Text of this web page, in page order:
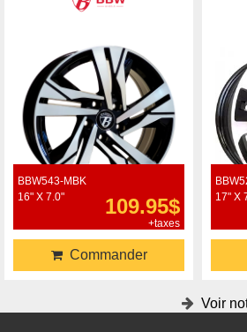
BBW543-MBK
16" X 7.0"
109.95$
+taxes
Commander
17" X
Voir